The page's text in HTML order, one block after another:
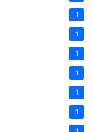
1
1
1
1
1
1